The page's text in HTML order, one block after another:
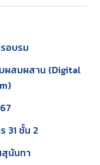
อบรม
ผสมผสาน (Digital
31 ชั้น 2
นันทา